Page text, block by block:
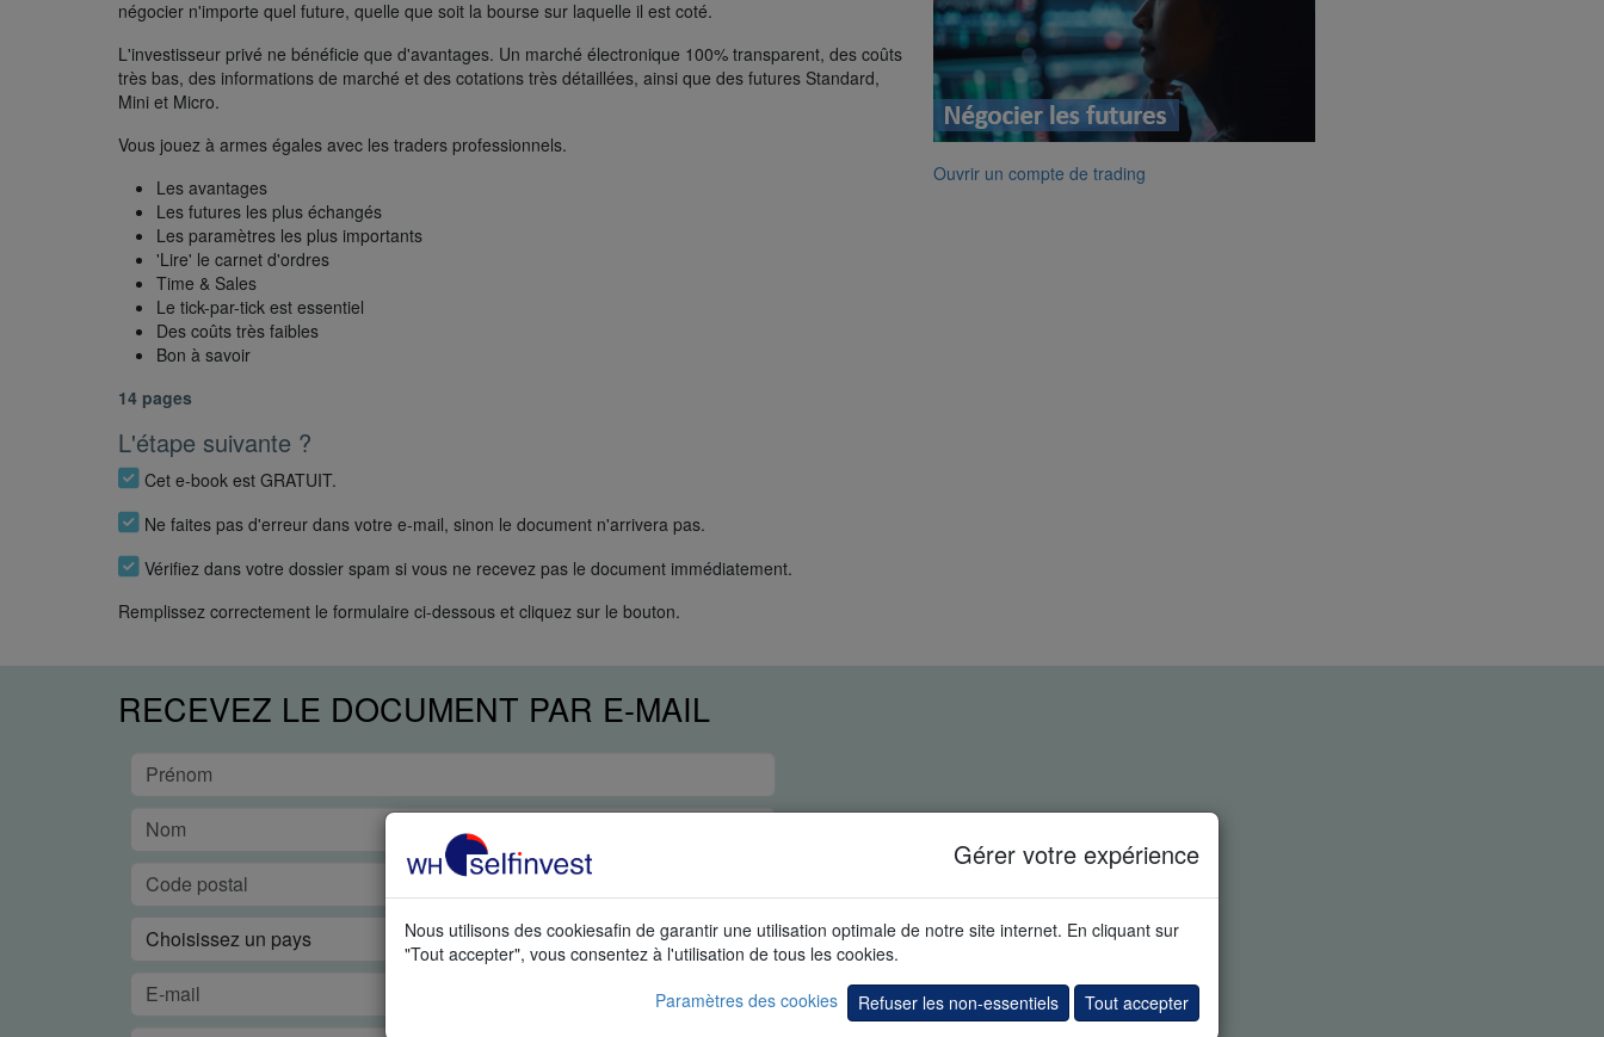
négocier n'importe quel future, quelle que soit la bourse sur laquelle il est coté.
L'investisseur privé ne bénéficie que d'avantages. Un marché électronique 100% transparent, des coûts
très bas, des informations de marché et des cotations très détaillées, ainsi que des futures Standard,
Mini et Micro.
Vous jouez à armes égales avec les traders professionnels.
Les avantages
Les futures les plus échangés
Les paramètres les plus importants
'Lire' le carnet d'ordres
Time & Sales
Le tick-par-tick est essentiel
Des coûts très faibles
Bon à savoir
14 pages
Ouvrir un compte de trading
L'étape suivante ?
Cet e-book est GRATUIT.
Ne faites pas d'erreur dans votre e-mail, sinon le document n'arrivera pas.
Vérifiez dans votre dossier spam si vous ne recevez pas le document immédiatement.
Remplissez correctement le formulaire ci-dessous et cliquez sur le bouton.
Gérer votre expérience
Nous utilisons des cookiesafin de garantir une utilisation optimale de notre site internet. En cliquant sur
"Tout accepter", vous consentez à l'utilisation de tous les cookies.
Paramètres des cookies
Refuser les non-essentiels Tout accepter
RECEVEZ LE DOCUMENT PAR E-MAIL